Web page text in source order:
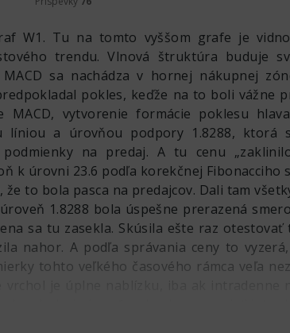
W1. Tu na tomto vyššom grafe je
trendu. Vlnová štruktúra buduje
sa nachádza v hornej nákupnej
pokles, keďže na to boli vážne
MACD, vytvorenie formácie poklesu
líniou a úrovňou podpory 1.8288, ktorá
na predaj. A tu cenu
k úrovni 23.6 podľa korekčnej Fibonacciho
že to bola pasca na predajcov. Dali tam
1.8288 bola úspešne prerazená
sa tu zasekla. Skúsila ešte raz
nahor. A podľa správania ceny to
tohto veľkého časového rámca veľa